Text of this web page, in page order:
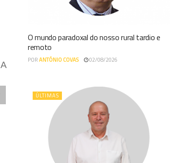
A
O mundo paradoxal do nosso rural tardio e
remoto
PORANTÓNIO COVAS 02/08/2026
ÚLTIMAS